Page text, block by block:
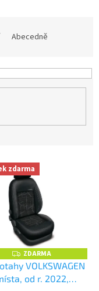
Abecedně
zdarma
Z
D
A
M
ZDARMA
VOLKSWAGEN
od r. 2022,